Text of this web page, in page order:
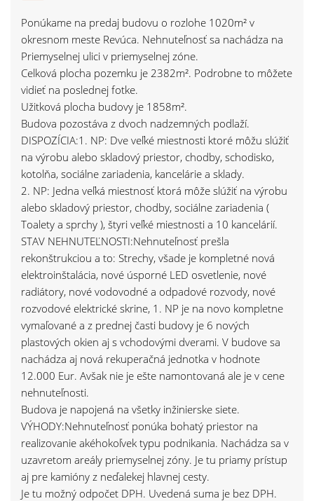
Ponúkame na predaj budovu o rozlohe 1020m² v
okresnom meste Revúca. Nehnuteľnosť sa nachádza na
Priemyselnej ulici v priemyselnej zóne.
Celková plocha pozemku je 2382m². Podrobne to môžete
vidieť na poslednej fotke.
Užitková plocha budovy je 1858m².
Budova pozostáva z dvoch nadzemných podlaží.
DISPOZÍCIA:1. NP: Dve veľké miestnosti ktoré môžu slúžiť
na výrobu alebo skladový priestor, chodby, schodisko,
kotolňa, sociálne zariadenia, kancelárie a sklady.
2. NP: Jedna veľká miestnosť ktorá môže slúžiť na výrobu
alebo skladový priestor, chodby, sociálne zariadenia (
Toalety a sprchy ), štyri veľké miestnosti a 10 kancelárií.
STAV NEHNUTEĽNOSTI:Nehnuteľnosť prešla
rekonštrukciou a to: Strechy, všade je kompletné nová
elektroinštalácia, nové úsporné LED osvetlenie, nové
radiátory, nové vodovodné a odpadové rozvody, nové
rozvodové elektrické skrine, 1. NP je na novo kompletne
vymaľované a z prednej časti budovy je 6 nových
plastových okien aj s vchodovými dverami. V budove sa
nachádza aj nová rekuperačná jednotka v hodnote
12.000 Eur. Avšak nie je ešte namontovaná ale je v cene
nehnuteľnosti.
Budova je napojená na všetky inžinierske siete.
VÝHODY:Nehnuteľnosť ponúka bohatý priestor na
realizovanie akéhokoľvek typu podnikania. Nachádza sa v
uzavretom areály priemyselnej zóny. Je tu priamy prístup
aj pre kamióny z neďalekej hlavnej cesty.
Je tu možný odpočet DPH. Uvedená suma je bez DPH.